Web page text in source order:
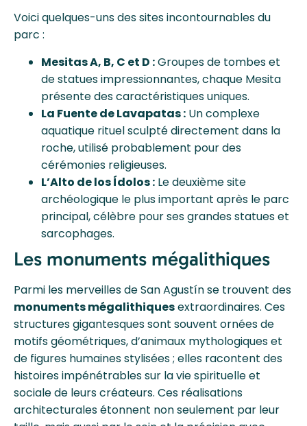
Voici quelques-uns des sites incontournables du
parc :
Mesitas A, B, C et D :Groupes de tombes et
de statues impressionnantes, chaque Mesita
présente des caractéristiques uniques.
La Fuente de Lavapatas : Un complexe
aquatique rituel sculpté directement dans la
roche, utilisé probablement pour des
cérémonies religieuses.
L’Alto de los Ídolos : Le deuxième site
archéologique le plus important après le parc
principal, célèbre pour ses grandes statues et
sarcophages.
Les monuments mégalithiques
Parmi les merveilles de San Agustín se trouvent des
monuments mégalithiquesextraordinaires. Ces
structures gigantesques sont souvent ornées de
motifs géométriques, d’animaux mythologiques et
de figures humaines stylisées ; elles racontent des
histoires impénétrables sur la vie spirituelle et
sociale de leurs créateurs. Ces réalisations
architecturales étonnent non seulement par leur